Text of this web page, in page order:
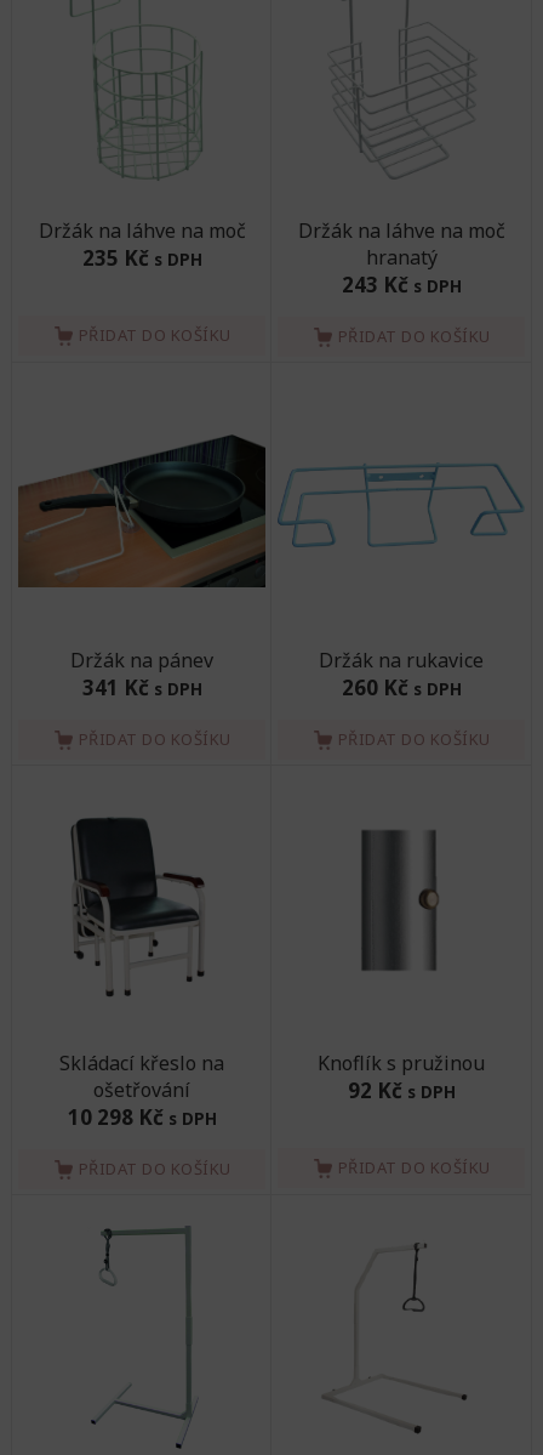
Držák na láhve na moč
235 Kč s DPH
PŘIDAT DO KOŠÍKU
Držák na láhve na moč
hranatý
243 Kč s DPH
PŘIDAT DO KOŠÍKU
Držák na pánev
341 Kč s DPH
PŘIDAT DO KOŠÍKU
Držák na rukavice
260 Kč s DPH
PŘIDAT DO KOŠÍKU
Skládací křeslo na
ošetřování
10 298 Kč s DPH
PŘIDAT DO KOŠÍKU
Knoflík s pružinou
92 Kč s DPH
PŘIDAT DO KOŠÍKU